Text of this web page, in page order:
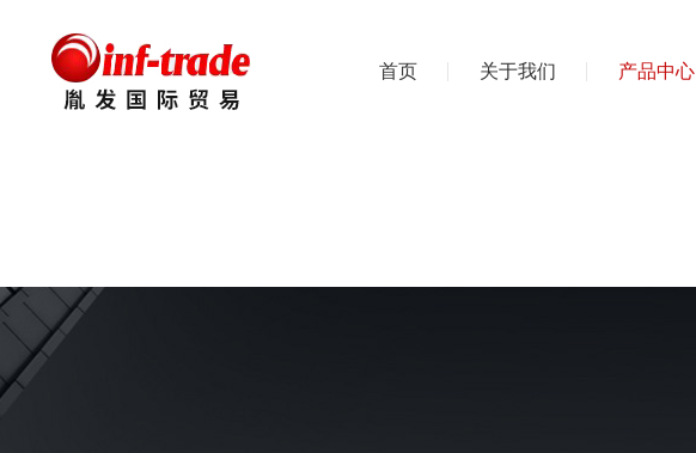
首页 关于我们 产品中心